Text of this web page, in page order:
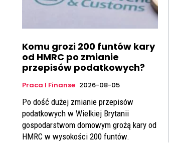
Komu grozi 200 funtów kary
od HMRC po zmianie
przepisów podatkowych?
Praca I Finanse 2026-08-05
Po dość dużej zmianie przepisów
podatkowych w Wielkiej Brytanii
gospodarstwom domowym grożą kary od
HMRC w wysokości 200 funtów.